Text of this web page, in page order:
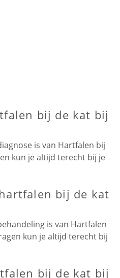
bij de kat bij
is van Hartfalen bij
kun je altijd terecht bij je
bij de kat
is van Hartfalen
kun je altijd terecht bij
bij de kat bij